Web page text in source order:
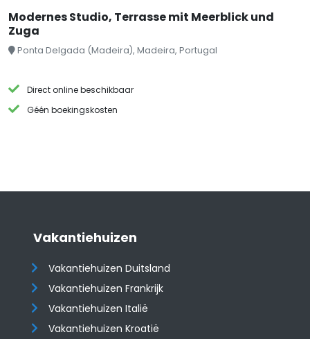
Modernes Studio, Terrasse mit Meerblick und
Zuga
Ponta Delgada (Madeira), Madeira, Portugal
Direct online beschikbaar
Géén boekingskosten
Vakantiehuizen
Vakantiehuizen Duitsland
Vakantiehuizen Frankrijk
Vakantiehuizen Italië
Vakantiehuizen Kroatië